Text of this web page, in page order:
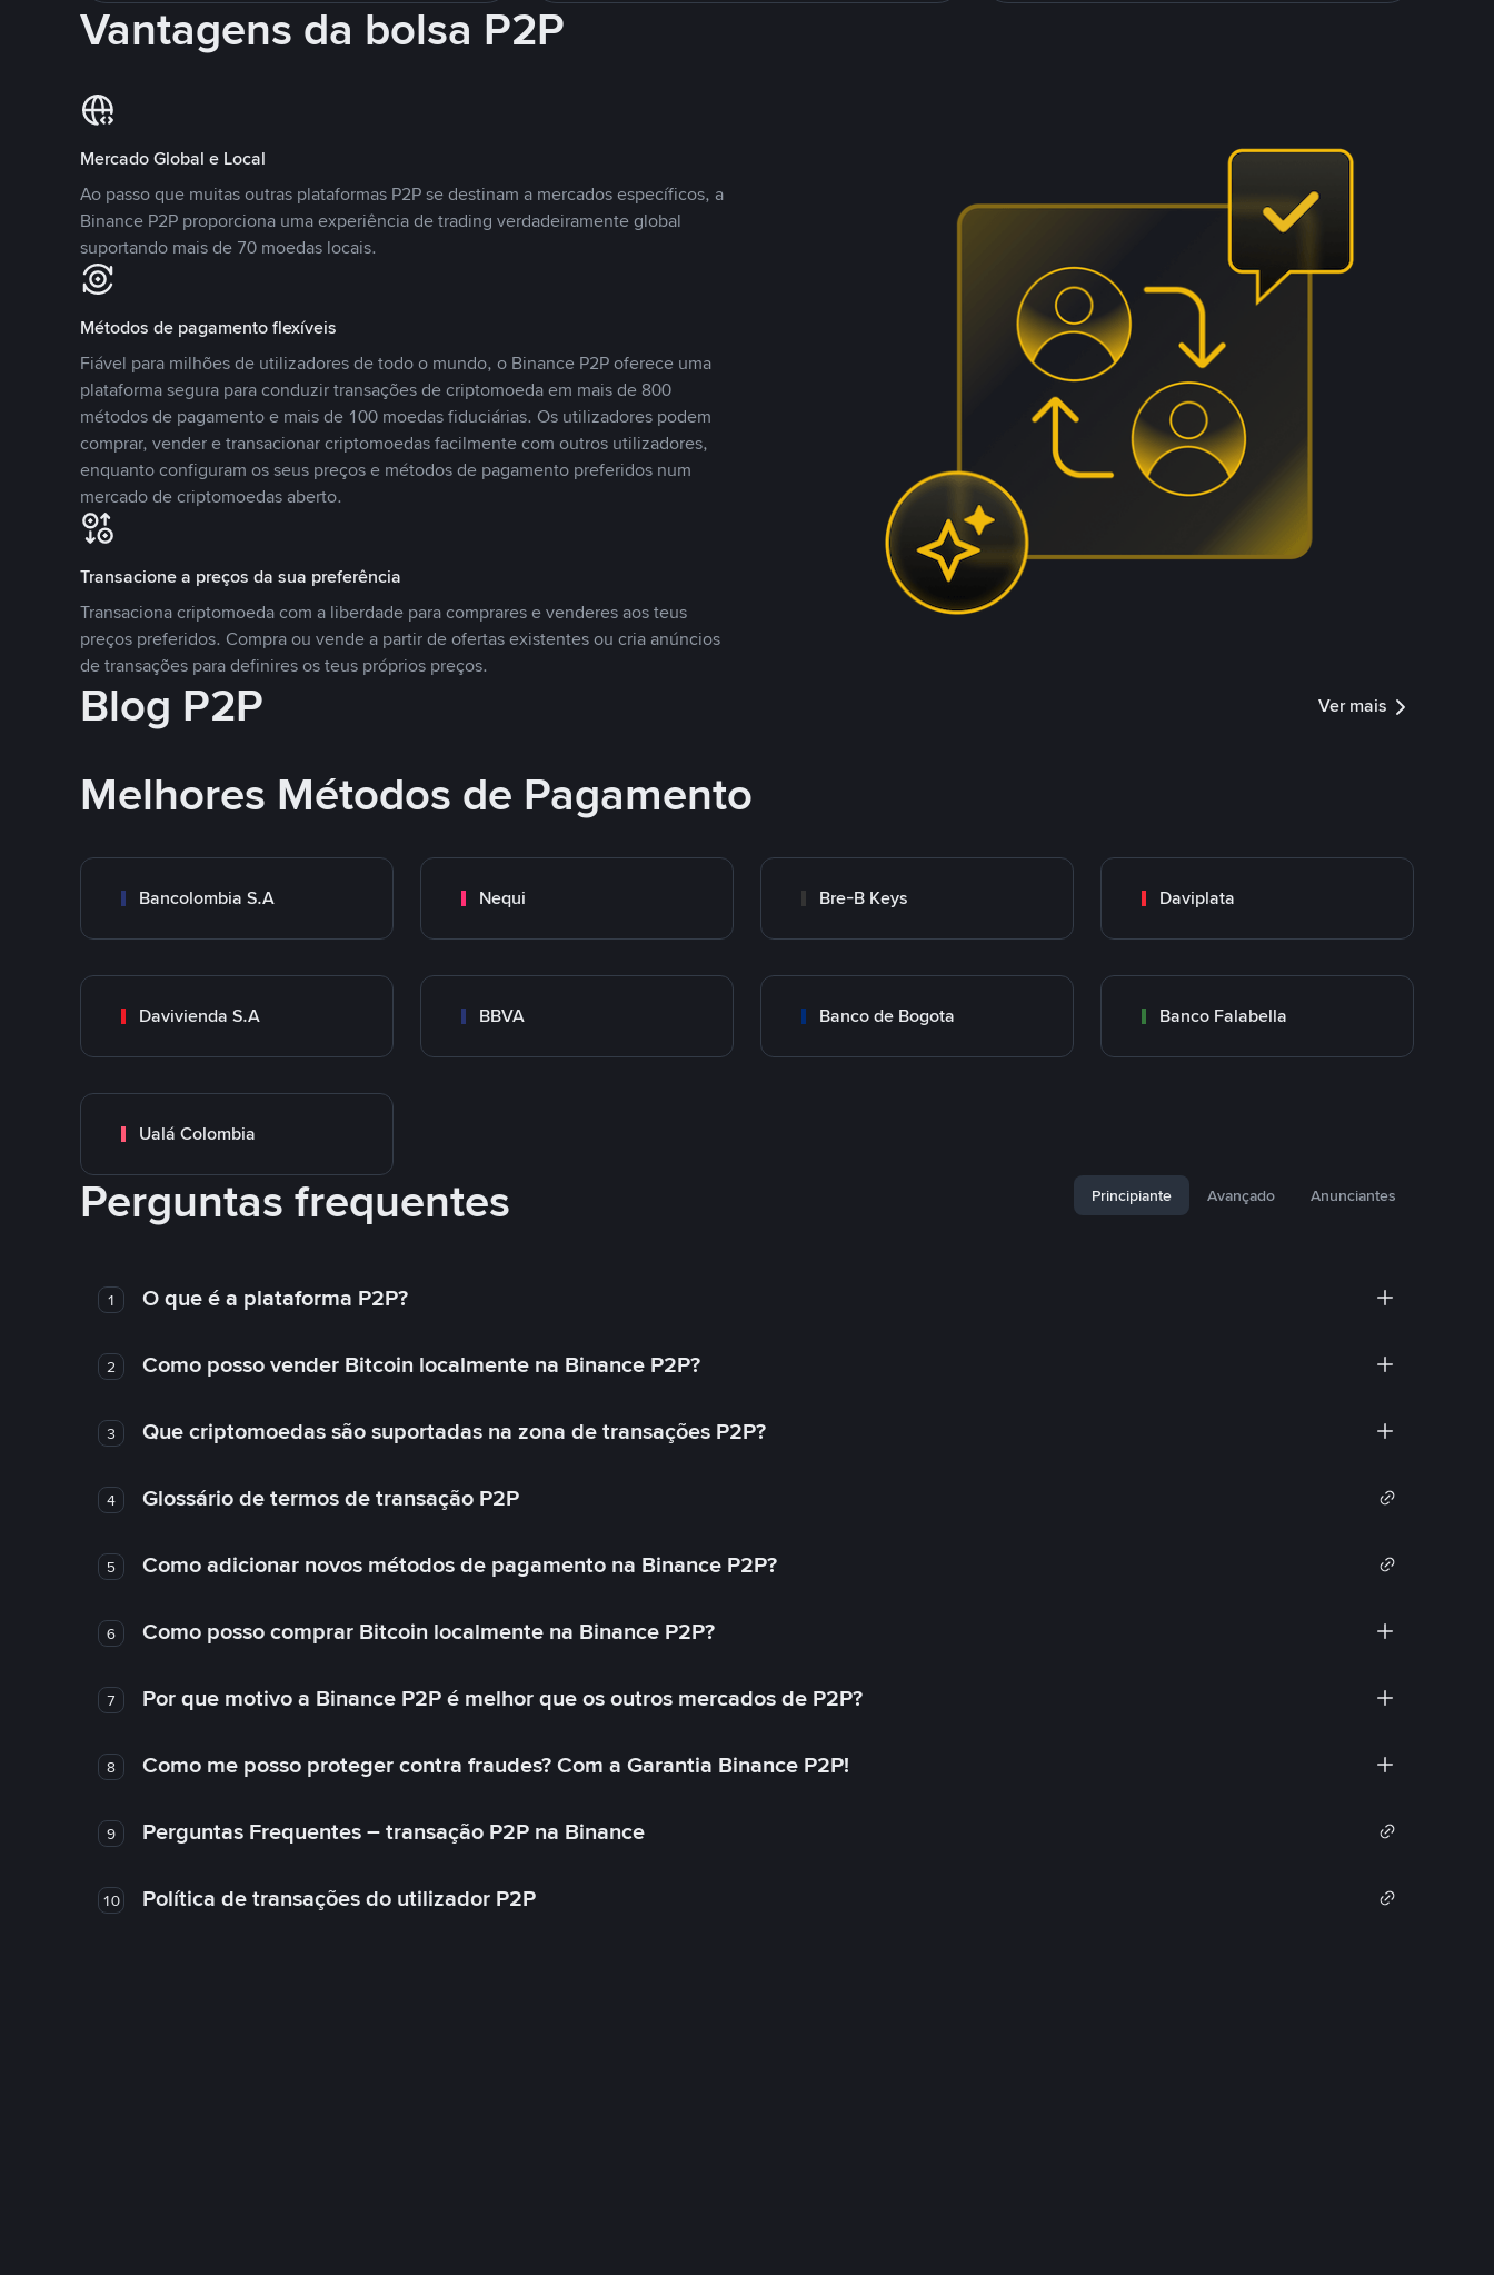
Vantagens da bolsa P2P
Mercado Global e Local
Ao passo que muitas outras plataformas P2P se destinam a mercados específicos, a
Binance P2P proporciona uma experiência de trading verdadeiramente global
suportando mais de 70 moedas locais.
Métodos de pagamento flexíveis
Fiável para milhões de utilizadores de todo o mundo, o Binance P2P oferece uma
plataforma segura para conduzir transações de criptomoeda em mais de 800
métodos de pagamento e mais de 100 moedas fiduciárias. Os utilizadores podem
comprar, vender e transacionar criptomoedas facilmente com outros utilizadores,
enquanto configuram os seus preços e métodos de pagamento preferidos num
mercado de criptomoedas aberto.
Transacione a preços da sua preferência
Transaciona criptomoeda com a liberdade para comprares e venderes aos teus
preços preferidos. Compra ou vende a partir de ofertas existentes ou cria anúncios
de transações para definires os teus próprios preços.
Blog P2P Ver mais
Melhores Métodos de Pagamento
Bancolombia S.A Nequi Bre-B Keys Daviplata
Davivienda S.A BBVA Banco de Bogota Banco Falabella
Ualá Colombia
Perguntas frequentes Principiante Avançado Anunciantes
1 O que é a plataforma P2P?
2 Como posso vender Bitcoin localmente na Binance P2P?
3 Que criptomoedas são suportadas na zona de transações P2P?
4 Glossário de termos de transação P2P
5 Como adicionar novos métodos de pagamento na Binance P2P?
6 Como posso comprar Bitcoin localmente na Binance P2P?
7 Por que motivo a Binance P2P é melhor que os outros mercados de P2P?
8 Como me posso proteger contra fraudes? Com a Garantia Binance P2P!
9 Perguntas Frequentes – transação P2P na Binance
10 Política de transações do utilizador P2P